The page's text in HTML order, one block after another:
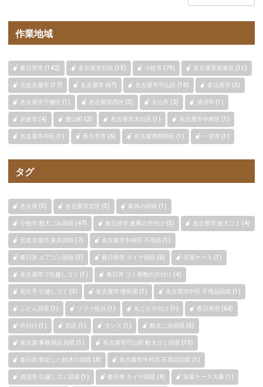
作業地域
春日井市 (142) 名古屋市北区 (15) 小牧市 (79) 名古屋市名東区 (11)
北名古屋市 (17) 名古屋市 (67) 名古屋市守山区 (10) 多治見市 (3)
名古屋市千種区 (1) 名古屋市西区 (3) 犬山市 (2) 清須市 (1)
岩倉市 (4) 豊山町 (2) 名古屋市天白区 (1) 名古屋市中村区 (1)
名古屋市中区 (1) 長久手市 (6) 名古屋市昭和区 (1) 一宮市 (1)
タグ
名古屋 (5) 名古屋市北区 (5) 家具の回収 (1)
小牧市 粗大ごみ回収 (47) 春日井市 倉庫の片付け (5) 名古屋市 粗大ゴミ (4)
北名古屋市 家具回収 (7) 名古屋市中村区 不用品 (1)
春日井 エアコン回収 (5) 春日井市 タイヤ回収 (6) 衣装ケース (1)
名古屋市で引越しゴミ (1) 春日井 ゴミ屋敷の片付け (4)
長久手 引越しゴミ (3) 名古屋市 便利屋 (1) 名古屋市中区 不用品回収 (1)
ふとん回収 (1) ソファ処分 (1) 丸ごと片付け (1) 春日井市 (64)
片付け (1) 北区 (1) タンス (1) 粗大ごみ回収 (5)
名古屋 事務用品 回収 (1) 名古屋市守山区 粗大ゴミ回収 (10)
春日井 剪定した枝木の回収 (4) 名古屋市中村区 不用品回収 (1)
清須市 引越しゴミ回収 (1) 春日井 タイヤ回収 (4) 衣装ケース大量 (1)